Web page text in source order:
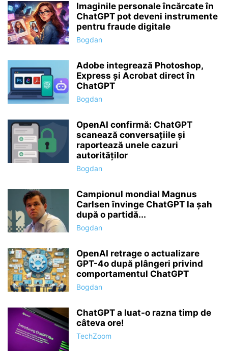
Imaginile personale încărcate în
ChatGPT pot deveni instrumente
pentru fraude digitale
Bogdan
Adobe integrează Photoshop,
Express și Acrobat direct în
ChatGPT
Bogdan
OpenAI confirmă: ChatGPT
scanează conversațiile și
raportează unele cazuri
autorităților
Bogdan
Campionul mondial Magnus
Carlsen învinge ChatGPT la șah
după o partidă...
Bogdan
OpenAI retrage o actualizare
GPT-4o după plângeri privind
comportamentul ChatGPT
Bogdan
ChatGPT a luat-o razna timp de
câteva ore!
TechZoom